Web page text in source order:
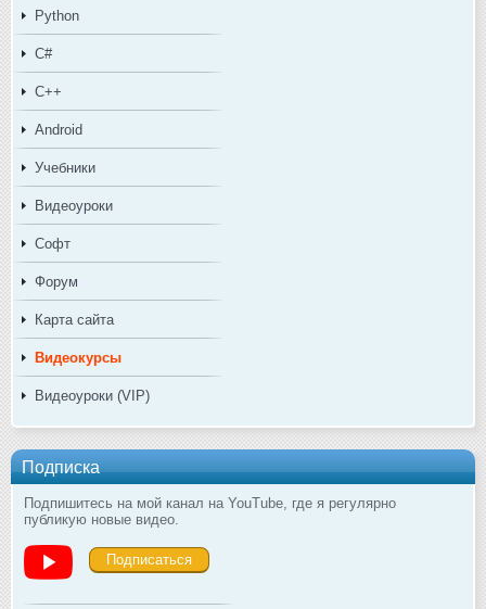
Python
C#
C++
Android
Учебники
Видеоуроки
Софт
Форум
Карта сайта
Видеокурсы
Видеоуроки (VIP)
Подписка
Подпишитесь на мой канал на YouTube, где я регулярно
публикую новые видео.
Подписаться